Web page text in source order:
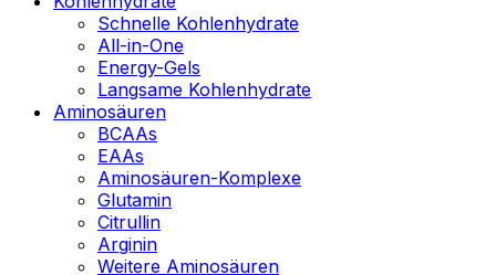
Schnelle Kohlenhydrate
All-in-One
Energy-Gels
Langsame Kohlenhydrate
Aminosäuren
BCAAs
EAAs
Aminosäuren-Komplexe
Glutamin
Citrullin
Arginin
Weitere Aminosäuren